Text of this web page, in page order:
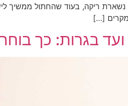
ריקה, בעוד שהחתול ממשיך
[…]
ועד בגרות: כך